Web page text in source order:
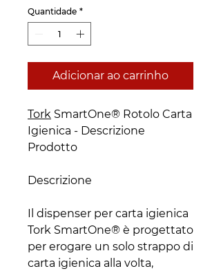
Quantidade *
Adicionar ao carrinho
Tork SmartOne® Rotolo Carta
Igienica - Descrizione
Prodotto
Descrizione
Il dispenser per carta igienica
Tork SmartOne® è progettato
per erogare un solo strappo di
carta igienica alla volta,